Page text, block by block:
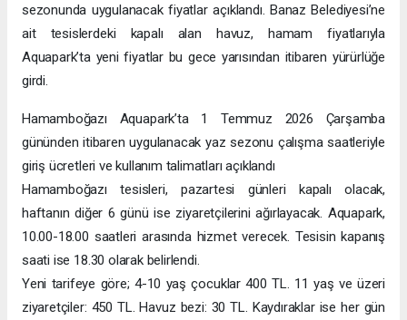
sezonunda uygulanacak fiyatlar açıklandı. Banaz Belediyesi’ne
ait tesislerdeki kapalı alan havuz, hamam fiyatlarıyla
Aquapark’ta yeni fiyatlar bu gece yarısından itibaren yürürlüğe
girdi.
Hamamboğazı Aquapark’ta 1 Temmuz 2026 Çarşamba
gününden itibaren uygulanacak yaz sezonu çalışma saatleriyle
giriş ücretleri ve kullanım talimatları açıklandı
Hamamboğazı tesisleri, pazartesi günleri kapalı olacak,
haftanın diğer 6 günü ise ziyaretçilerini ağırlayacak. Aquapark,
10.00-18.00 saatleri arasında hizmet verecek. Tesisin kapanış
saati ise 18.30 olarak belirlendi.
Yeni tarifeye göre; 4-10 yaş çocuklar 400 TL. 11 yaş ve üzeri
ziyaretçiler: 450 TL. Havuz bezi: 30 TL. Kaydıraklar ise her gün